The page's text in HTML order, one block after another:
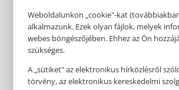
Weboldalunkon „cookie"-kat
alkalmazunk. Ezek olyan fájlok, melyek
webes böngészőjében. Ehhez az Ön
szükséges.
A „sütiket" az elektronikus hírközlésről
törvény, az elektronikus kereskedelmi